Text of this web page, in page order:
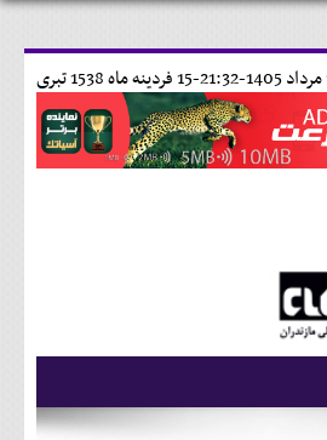
15 فردينه ماه 1538 تبری